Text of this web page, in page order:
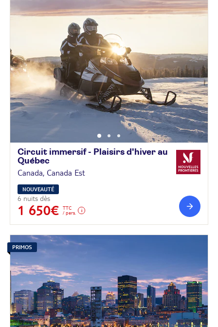
Circuit immersif - Plaisirs d'hiver au
Québec
Canada, Canada Est
NOUVEAUTÉ
6 nuits dès
1 650€
TTC
/ pers.
PRIMOS